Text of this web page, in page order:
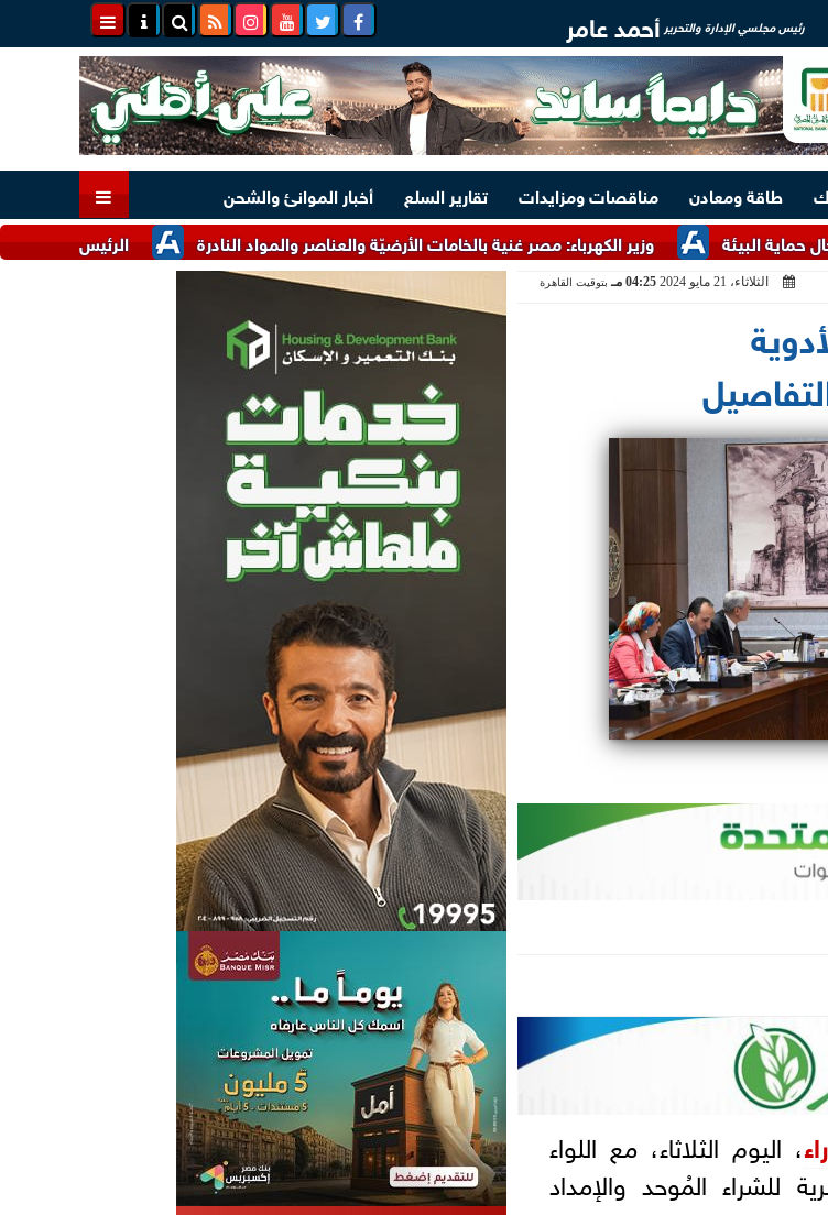
رئيس مجلسي الإدارة والتحرير أحمد عامر
طاقة ومعادن مناقصات ومزايدات تقارير السلع
أخبار الموانئ والشحن
الرئيس السيسي وملك البحرين
وزير الكهرباء: مصر غنية بالخامات الأرضيّة والعناصر والمواد النادرة
الثلاثاء، 21 مايو 2024 04:25 مـ بتوقيت القاهرة
، اليوم الثلاثاء، مع اللواء
للشراء المُوحد والإمداد